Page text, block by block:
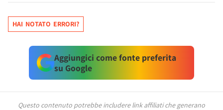
HAI NOTATO ERRORI?
Aggiungici come fonte preferita
su Google
Questo contenuto potrebbe includere link affiliati che generano